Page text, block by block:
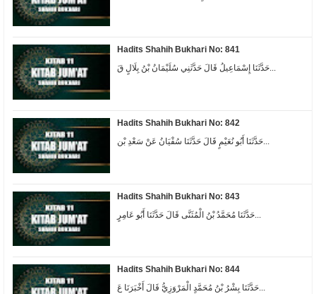
Hadits Shahih Bukhari No: 841
حَدَّثَنَا إِسْمَاعِيلُ قَالَ حَدَّثَنِي سُلَيْمَانُ بْنُ بِلَالٍ قَ...
Hadits Shahih Bukhari No: 842
Hadits Shahih Bukhari No: 843
Hadits Shahih Bukhari No: 844
حَدَّثَنَا بِشْرُ بْنُ مُحَمَّدٍ الْمَرْوَزِيُّ قَالَ أَخْبَرَنَا عَ...